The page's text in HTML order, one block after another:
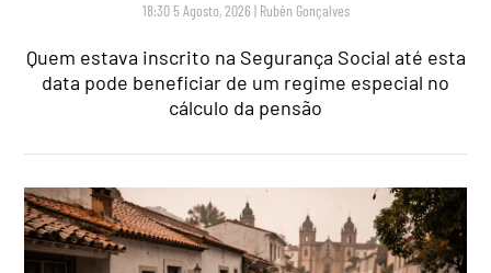
18:30 5 Agosto, 2026 | Rubén Gonçalves
Quem estava inscrito na Segurança Social até esta
data pode beneficiar de um regime especial no
cálculo da pensão